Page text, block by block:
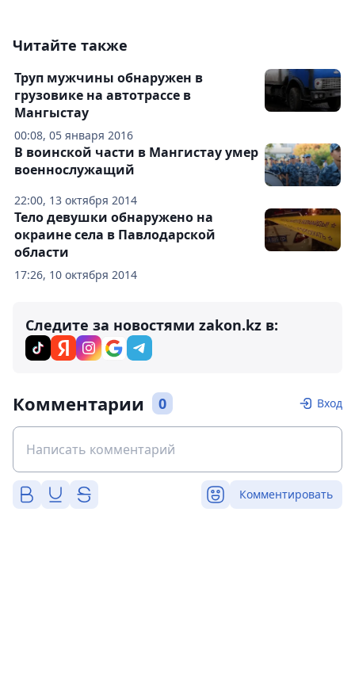
Читайте также
00:08, 05 января 2016
Труп мужчины обнаружен в
грузовике на автотрассе в
Мангыстау
22:00, 13 октября 2014
В воинской части в Мангистау умер
военнослужащий
17:26, 10 октября 2014
Тело девушки обнаружено на
окраине села в Павлодарской
области
Следите за новостями zakon.kz в:
Комментарии 0 Вход
Комментировать